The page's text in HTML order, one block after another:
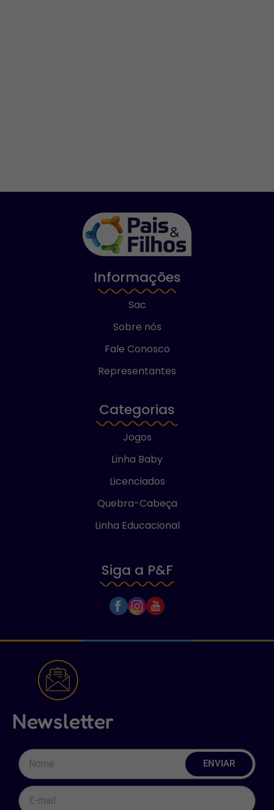
Informações
Sac
Sobre nós
Fale Conosco
Representantes
Categorias
Jogos
Linha Baby
Licenciados
Quebra-Cabeça
Linha Educacional
Siga a P&F
Newsletter
ENVIAR